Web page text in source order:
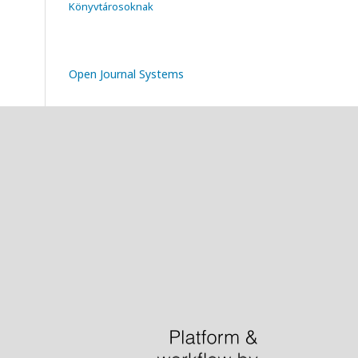
Könyvtárosoknak
Open Journal Systems